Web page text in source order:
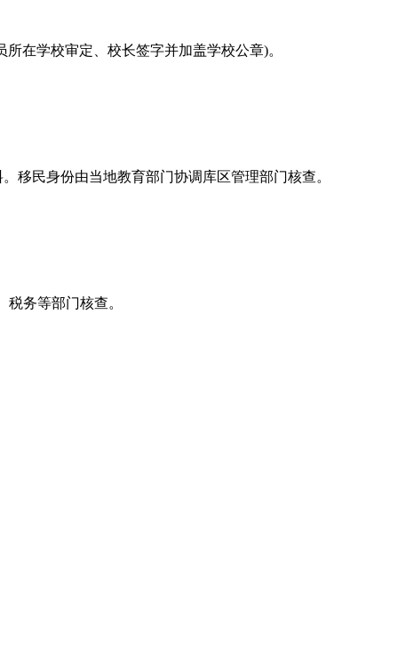
在学校审定、校长签字并加盖学校公章)。
民身份由当地教育部门协调库区管理部门核查。
务等部门核查。